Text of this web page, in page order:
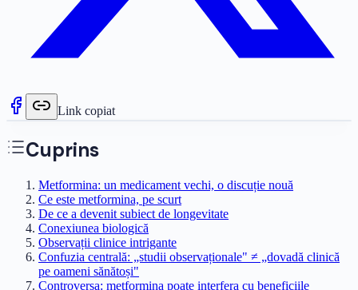
Link copiat
Cuprins
Metformina: un medicament vechi, o discuție nouă
Ce este metformina, pe scurt
De ce a devenit subiect de longevitate
Conexiunea biologică
Observații clinice intrigante
Confuzia centrală: „studii observaționale" ≠ „dovadă clinică
pe oameni sănătoși"
Controversa: metformina poate interfera cu beneficiile